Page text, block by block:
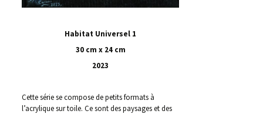
Habitat Universel 1
30 cm x 24 cm
2023
Cette série se compose de petits formats à
l’acrylique sur toile. Ce sont des paysages et des